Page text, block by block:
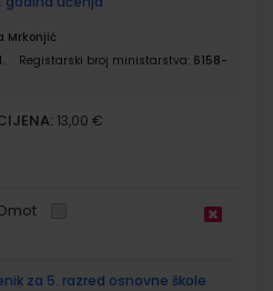
Mrkonjić
Registarski broj ministarstva: 6158-
13,00 €
za 5. razred osnovne škole